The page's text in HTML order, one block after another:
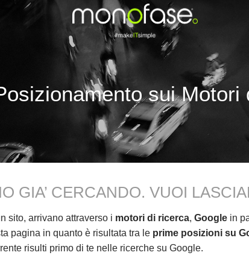
sui Motori
GIA’ CERCANDO. VUOI
sito, arrivano attraverso i motori di ricerca, Google in
pagina in quanto è risultata tra le prime posizioni su
risulti primo di te nelle ricerche su Google.